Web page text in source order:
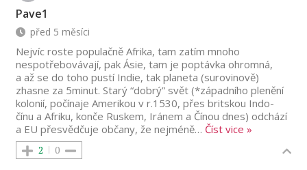
Pave1
před 5 měsíci
Nejvíc roste populačně Afrika, tam zatím mnoho
nespotřebovávají, pak Ásie, tam je poptávka ohromná,
a až se do toho pustí Indie, tak planeta (surovinově)
zhasne za 5minut. Starý “dobrý” svět (*západního plenění
kolonií, počínaje Amerikou v r.1530, přes britskou Indo-
čínu a Afriku, konče Ruskem, Iránem a Čínou dnes) odchází
a EU přesvědčuje občany, že nejméně… Číst vice »
2 0